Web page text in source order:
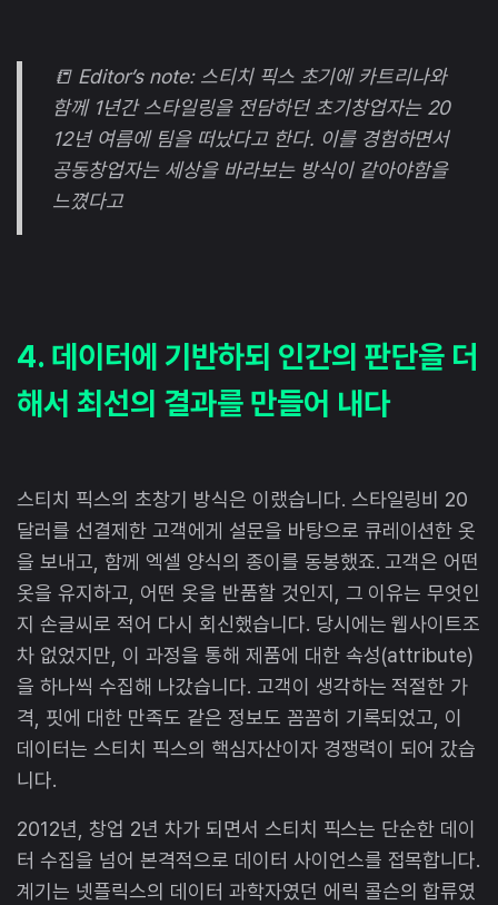
📒 Editor’s note: 스티치 픽스 초기에 카트리나와
함께 1년간 스타일링을 전담하던 초기창업자는 20
12년 여름에 팀을 떠났다고 한다. 이를 경험하면서
공동창업자는 세상을 바라보는 방식이 같아야함을
느꼈다고
4. 데이터에 기반하되 인간의 판단을 더
해서 최선의 결과를 만들어 내다
스티치 픽스의 초창기 방식은 이랬습니다. 스타일링비 20
달러를 선결제한 고객에게 설문을 바탕으로 큐레이션한 옷
을 보내고, 함께 엑셀 양식의 종이를 동봉했죠. 고객은 어떤
옷을 유지하고, 어떤 옷을 반품할 것인지, 그 이유는 무엇인
지 손글씨로 적어 다시 회신했습니다. 당시에는 웹사이트조
차 없었지만, 이 과정을 통해 제품에 대한 속성(attribute)
을 하나씩 수집해 나갔습니다. 고객이 생각하는 적절한 가
격, 핏에 대한 만족도 같은 정보도 꼼꼼히 기록되었고, 이
데이터는 스티치 픽스의 핵심자산이자 경쟁력이 되어 갔습
니다.
2012년, 창업 2년 차가 되면서 스티치 픽스는 단순한 데이
터 수집을 넘어 본격적으로 데이터 사이언스를 접목합니다.
계기는 넷플릭스의 데이터 과학자였던 에릭 콜슨의 합류였